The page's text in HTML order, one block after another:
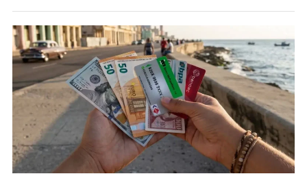
Récord
De
Precio
Hoy
En
El
Mercado
Informal
Cubano